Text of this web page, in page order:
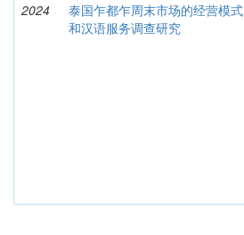
2024
泰国乍都乍周末市场的经营模式
和汉语服务调查研究